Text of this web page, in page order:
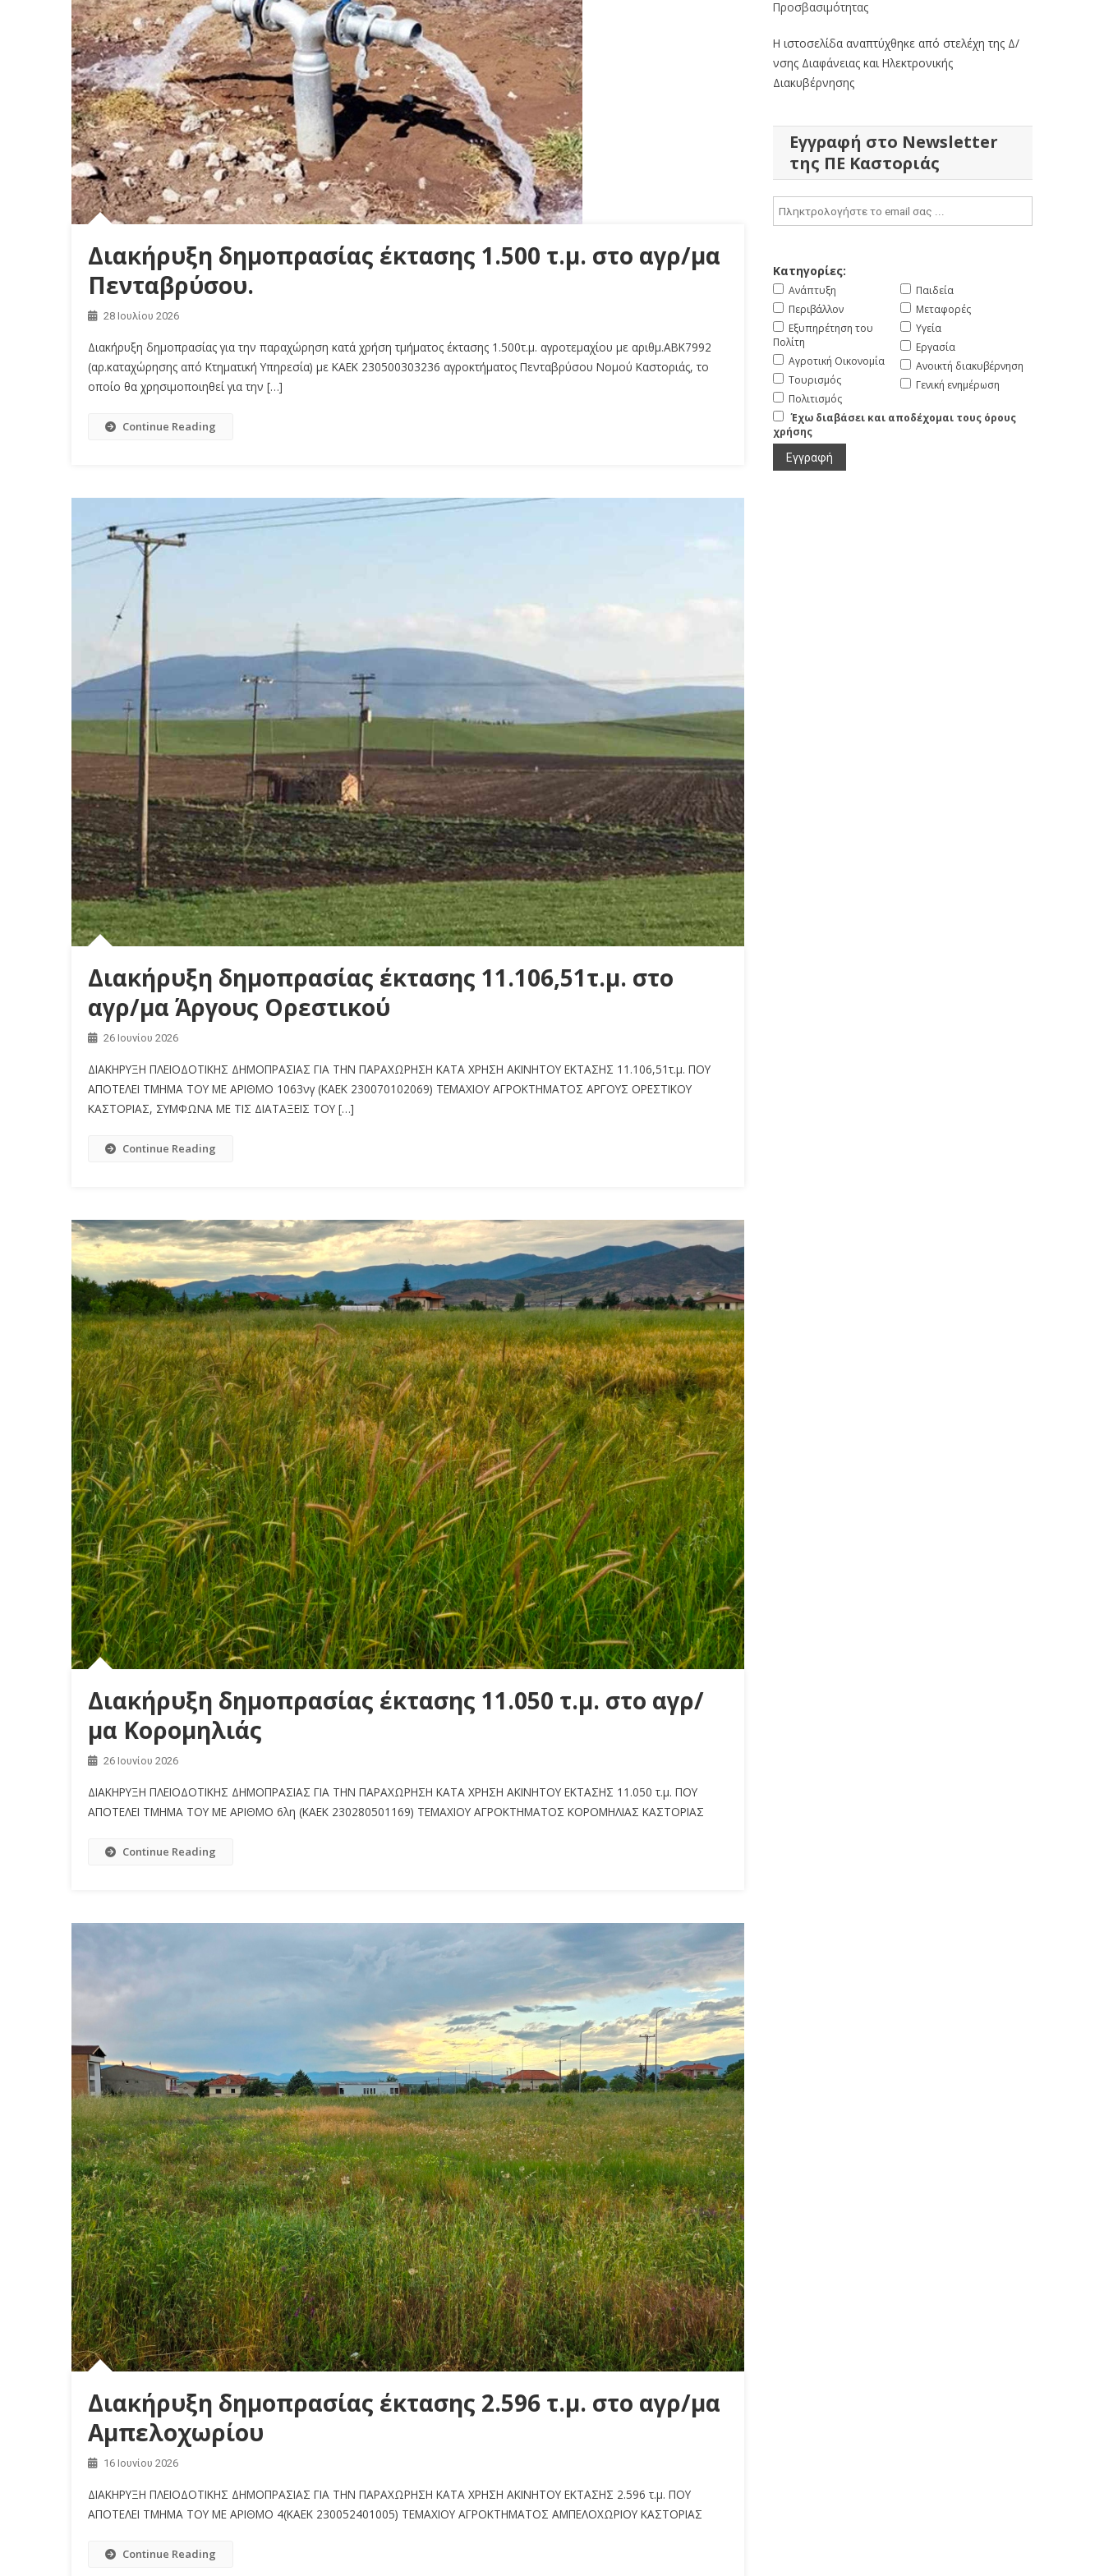
Διακήρυξη δημοπρασίας έκτασης 1.500 τ.μ. στο αγρ/μα
Πενταβρύσου.
28 Ιουλίου 2026
Διακήρυξη δημοπρασίας για την παραχώρηση κατά χρήση τμήματος έκτασης 1.500τ.μ. αγροτεμαχίου με αριθμ.ΑΒΚ7992
(αρ.καταχώρησης από Κτηματική Υπηρεσία) με ΚΑΕΚ 230500303236 αγροκτήματος Πενταβρύσου Νομού Καστοριάς, το
οποίο θα χρησιμοποιηθεί για την […]
Continue Reading
Διακήρυξη δημοπρασίας έκτασης 11.106,51τ.μ. στο
αγρ/μα Άργους Ορεστικού
26 Ιουνίου 2026
ΔΙΑΚΗΡΥΞΗ ΠΛΕΙΟΔΟΤΙΚΗΣ ΔΗΜΟΠΡΑΣΙΑΣ ΓΙΑ ΤΗΝ ΠΑΡΑΧΩΡΗΣΗ ΚΑΤΑ ΧΡΗΣΗ ΑΚΙΝΗΤΟΥ ΕΚΤΑΣΗΣ 11.106,51τ.μ. ΠΟΥ
ΑΠΟΤΕΛΕΙ ΤΜΗΜΑ ΤΟΥ ΜΕ ΑΡΙΘΜΟ 1063νγ (ΚΑΕΚ 230070102069) ΤΕΜΑΧΙΟΥ ΑΓΡΟΚΤΗΜΑΤΟΣ ΑΡΓΟΥΣ ΟΡΕΣΤΙΚΟΥ
ΚΑΣΤΟΡΙΑΣ, ΣΥΜΦΩΝΑ ΜΕ ΤΙΣ ΔΙΑΤΑΞΕΙΣ ΤΟΥ […]
Continue Reading
Διακήρυξη δημοπρασίας έκτασης 11.050 τ.μ. στο αγρ/
μα Κορομηλιάς
26 Ιουνίου 2026
ΔΙΑΚΗΡΥΞΗ ΠΛΕΙΟΔΟΤΙΚΗΣ ΔΗΜΟΠΡΑΣΙΑΣ ΓΙΑ ΤΗΝ ΠΑΡΑΧΩΡΗΣΗ ΚΑΤΑ ΧΡΗΣΗ ΑΚΙΝΗΤΟΥ ΕΚΤΑΣΗΣ 11.050 τ.μ. ΠΟΥ
ΑΠΟΤΕΛΕΙ ΤΜΗΜΑ ΤΟΥ ΜΕ ΑΡΙΘΜΟ 6λη (ΚΑΕΚ 230280501169) ΤΕΜΑΧΙΟΥ ΑΓΡΟΚΤΗΜΑΤΟΣ ΚΟΡΟΜΗΛΙΑΣ ΚΑΣΤΟΡΙΑΣ
Continue Reading
Διακήρυξη δημοπρασίας έκτασης 2.596 τ.μ. στο αγρ/μα
Αμπελοχωρίου
16 Ιουνίου 2026
ΔΙΑΚΗΡΥΞΗ ΠΛΕΙΟΔΟΤΙΚΗΣ ΔΗΜΟΠΡΑΣΙΑΣ ΓΙΑ ΤΗΝ ΠΑΡΑΧΩΡΗΣΗ ΚΑΤΑ ΧΡΗΣΗ ΑΚΙΝΗΤΟΥ ΕΚΤΑΣΗΣ 2.596 τ.μ. ΠΟΥ
ΑΠΟΤΕΛΕΙ ΤΜΗΜΑ ΤΟΥ ΜΕ ΑΡΙΘΜΟ 4(ΚΑΕΚ 230052401005) ΤΕΜΑΧΙΟΥ ΑΓΡΟΚΤΗΜΑΤΟΣ ΑΜΠΕΛΟΧΩΡΙΟΥ ΚΑΣΤΟΡΙΑΣ
Continue Reading
Προσβασιμότητας
Η ιστοσελίδα αναπτύχθηκε από στελέχη της Δ/
νσης Διαφάνειας και Ηλεκτρονικής
Διακυβέρνησης
Εγγραφή στο Newsletter
της ΠΕ Καστοριάς
Κατηγορίες:
Ανάπτυξη
Περιβάλλον
Εξυπηρέτηση του
Πολίτη
Αγροτική Οικονομία
Τουρισμός
Πολιτισμός
Παιδεία
Μεταφορές
Υγεία
Εργασία
Ανοικτή διακυβέρνηση
Γενική ενημέρωση
Έχω διαβάσει και αποδέχομαι τους όρους
χρήσης